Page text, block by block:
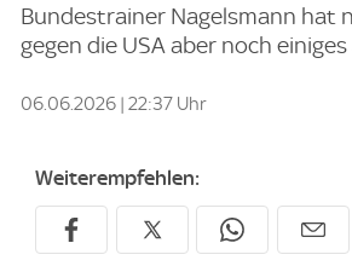
Bundestrainer Nagelsmann hat
gegen die USA aber noch einiges
06.06.2026 | 22:37 Uhr
Weiterempfehlen: